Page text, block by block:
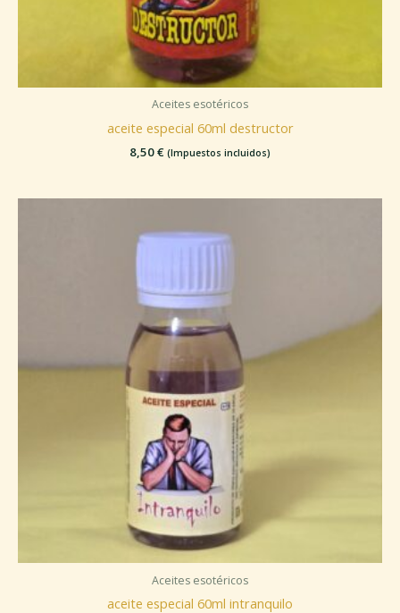
Aceites esotéricos
aceite especial 60ml destructor
8,50€ (Impuestos incluidos)
Aceites esotéricos
aceite especial 60ml intranquilo